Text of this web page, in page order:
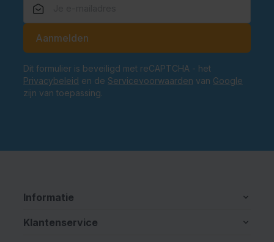
Aanmelden
Dit formulier is beveiligd met reCAPTCHA - het
Privacybeleid en de Servicevoorwaarden van Google
zijn van toepassing.
Informatie
Klantenservice